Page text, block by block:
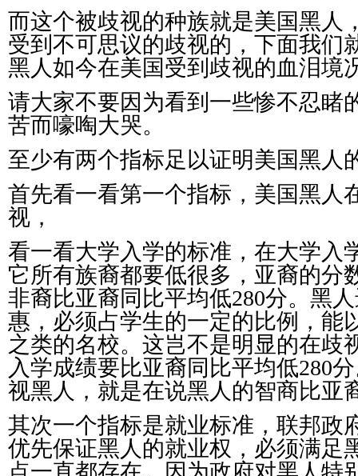
而这个被歧视的种族就是美国黑人
受到不可思议的歧视的，下面我们
黑人如今在美国受到歧视的血泪境
请大家不要因为看到一些惨不忍睹
苦而嚎啕大哭。
至少有两个指标足以证明美国黑人
首先看一看第一个指标，美国黑人
视，
看一看大学入学的标准，在大学入
它所有族裔都要低很多，亚裔的分
非裔比亚裔同比平均低280分。黑
惠，必须占学生的一定的比例，能
之类的名校。这岂不是明显的在歧
入学成绩要比亚裔同比平均低280
视黑人，就是在说黑人的智商比亚
其次一个指标是就业标准，联邦政
优先保证黑人的就业权，必须满足